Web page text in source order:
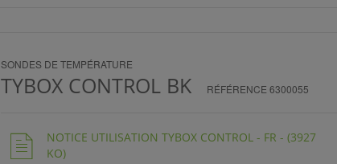
SONDES DE TEMPÉRATURE
TYBOX CONTROL BK RÉFÉRENCE 6300055
NOTICE UTILISATION TYBOX CONTROL - FR - (3927
KO)